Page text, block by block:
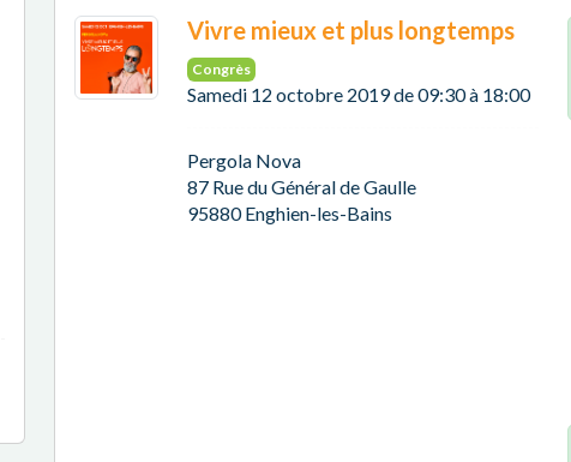
Vivre mieux et plus longtemps
Congrès
Samedi 12 octobre 2019 de 09:30 à 18:00
Pergola Nova
87 Rue du Général de Gaulle
95880 Enghien-les-Bains